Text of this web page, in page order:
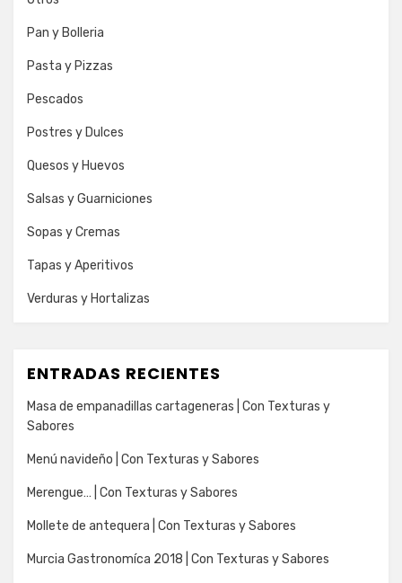
Pan y Bolleria
Pasta y Pizzas
Pescados
Postres y Dulces
Quesos y Huevos
Salsas y Guarniciones
Sopas y Cremas
Tapas y Aperitivos
Verduras y Hortalizas
ENTRADAS RECIENTES
Masa de empanadillas cartageneras | Con Texturas y
Sabores
Menú navideño | Con Texturas y Sabores
Merengue… | Con Texturas y Sabores
Mollete de antequera | Con Texturas y Sabores
Murcia Gastronomíca 2018 | Con Texturas y Sabores